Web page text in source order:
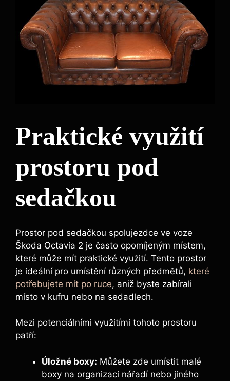
Praktické využití
prostoru pod
sedačkou
Prostor pod sedačkou spolujezdce ve voze
Škoda Octavia 2 je často opomíjeným místem,
které může mít praktické využití. Tento prostor
je ideální pro umístění různých předmětů, které
potřebujete mít po ruce, aniž byste zabírali
místo v kufru nebo na sedadlech.
Mezi potenciálními využitími tohoto prostoru
patří:
Úložné boxy: Můžete zde umístit malé
boxy na organizaci nářadí nebo jiného